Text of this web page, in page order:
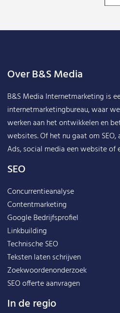
Over B&S Media
B&S Media Internetmarketing is
internetmarketingbureau, waar
werken aan het ontwikkelen en
websites. Of het nu gaat om
Ads, social media een website of
SEO
Concurrentieanalyse
Contentmarketing
Google Bedrijfsprofiel
Linkbuilding
Technische SEO
Teksten laten schrijven
Zoekwoordenonderzoek
SEO offerte aanvragen
In de regio